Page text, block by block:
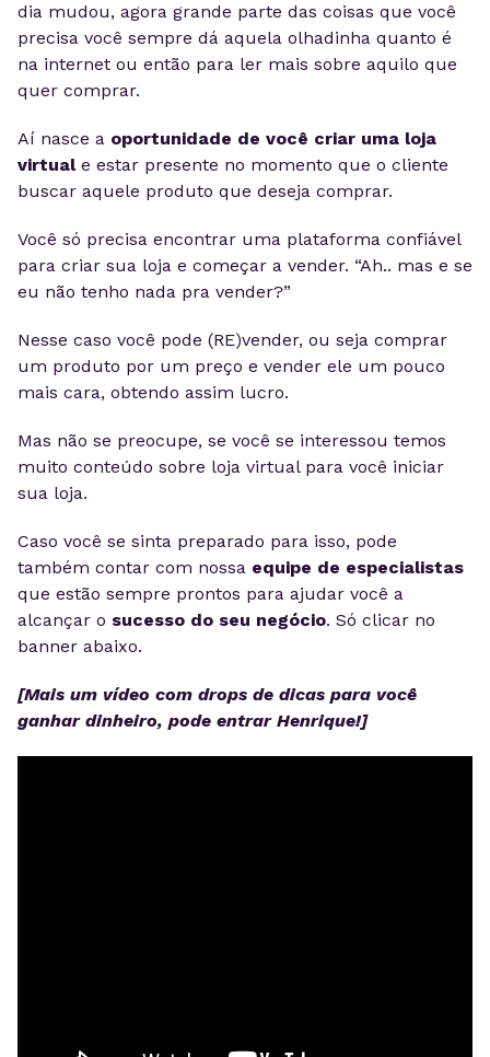
dia mudou, agora grande parte das coisas que você
precisa você sempre dá aquela olhadinha quanto é
na internet ou então para ler mais sobre aquilo que
quer comprar.
Aí nasce a oportunidade de você criar uma loja
virtuale estar presente no momento que o cliente
buscar aquele produto que deseja comprar.
Você só precisa encontrar uma plataforma confiável
para criar sua loja e começar a vender. “Ah.. mas e se
eu não tenho nada pra vender?”
Nesse caso você pode (RE)vender, ou seja comprar
um produto por um preço e vender ele um pouco
mais cara, obtendo assim lucro.
Mas não se preocupe, se você se interessou temos
muito conteúdo sobre loja virtual para você iniciar
sua loja.
Caso você se sinta preparado para isso, pode
também contar com nossa equipe de especialistas
que estão sempre prontos para ajudar você a
alcançar o sucesso do seu negócio. Só clicar no
banner abaixo.
[Mais um vídeo com drops de dicas para você
ganhar dinheiro, pode entrar Henrique!]